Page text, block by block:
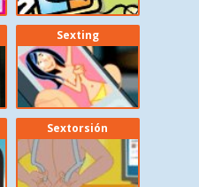
Sexting
Sextorsión